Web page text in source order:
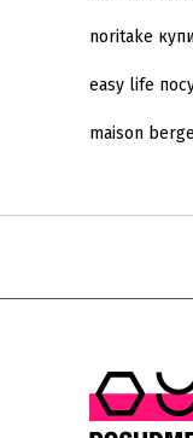
noritake
easy life
maison